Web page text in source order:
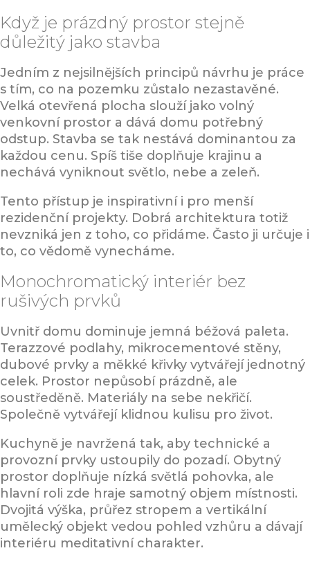
Když je prázdný prostor stejně
důležitý jako stavba
Jedním z nejsilnějších principů návrhu je práce
s tím, co na pozemku zůstalo nezastavěné.
Velká otevřená plocha slouží jako volný
venkovní prostor a dává domu potřebný
odstup. Stavba se tak nestává dominantou za
každou cenu. Spíš tiše doplňuje krajinu a
nechává vyniknout světlo, nebe a zeleň.
Tento přístup je inspirativní i pro menší
rezidenční projekty. Dobrá architektura totiž
nevzniká jen z toho, co přidáme. Často ji určuje i
to, co vědomě vynecháme.
Monochromatický interiér bez
rušivých prvků
Uvnitř domu dominuje jemná béžová paleta.
Terazzové podlahy, mikrocementové stěny,
dubové prvky a měkké křivky vytvářejí jednotný
celek. Prostor nepůsobí prázdně, ale
soustředěně. Materiály na sebe nekřičí.
Společně vytvářejí klidnou kulisu pro život.
Kuchyně je navržená tak, aby technické a
provozní prvky ustoupily do pozadí. Obytný
prostor doplňuje nízká světlá pohovka, ale
hlavní roli zde hraje samotný objem místnosti.
Dvojitá výška, průřez stropem a vertikální
umělecký objekt vedou pohled vzhůru a dávají
interiéru meditativní charakter.